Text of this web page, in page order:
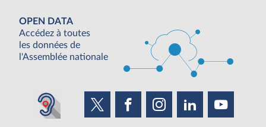
OPEN DATA
Accédez à toutes
les données de
l'Assemblée nationale